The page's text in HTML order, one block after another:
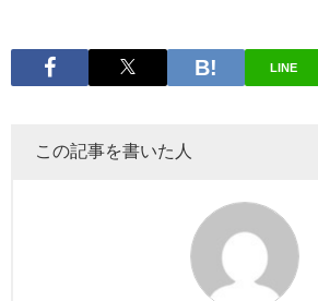
LINE
この記事を書いた人